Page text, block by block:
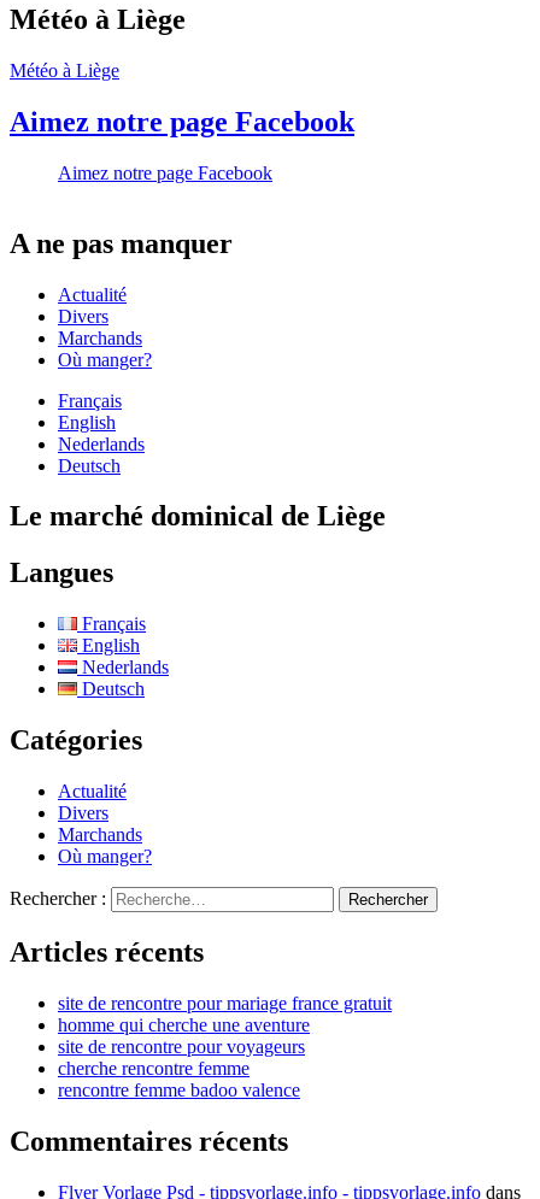
Météo à Liège
Météo à Liège
Aimez notre page Facebook
Aimez notre page Facebook
A ne pas manquer
Actualité
Divers
Marchands
Où manger?
Français
English
Nederlands
Deutsch
Le marché dominical de Liège
Langues
Français
English
Nederlands
Deutsch
Catégories
Actualité
Divers
Marchands
Où manger?
Rechercher :
Articles récents
site de rencontre pour mariage france gratuit
homme qui cherche une aventure
site de rencontre pour voyageurs
cherche rencontre femme
rencontre femme badoo valence
Commentaires récents
Flyer Vorlage Psd - tippsvorlage.info - tippsvorlage.info dans